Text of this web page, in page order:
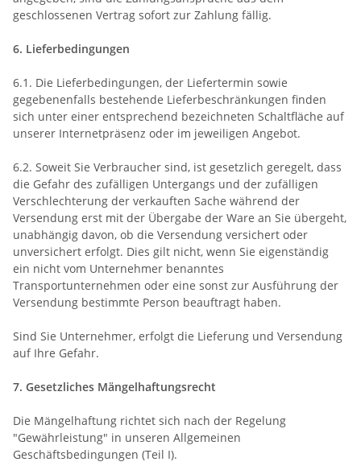
geschlossenen Vertrag sofort zur Zahlung fällig.
6. Lieferbedingungen
6.1. Die Lieferbedingungen, der Liefertermin sowie
gegebenenfalls bestehende Lieferbeschränkungen finden
sich unter einer entsprechend bezeichneten Schaltfläche auf
unserer Internetpräsenz oder im jeweiligen Angebot.
6.2. Soweit Sie Verbraucher sind, ist gesetzlich geregelt, dass
die Gefahr des zufälligen Untergangs und der zufälligen
Verschlechterung der verkauften Sache während der
Versendung erst mit der Übergabe der Ware an Sie übergeht,
unabhängig davon, ob die Versendung versichert oder
unversichert erfolgt. Dies gilt nicht, wenn Sie eigenständig
ein nicht vom Unternehmer benanntes
Transportunternehmen oder eine sonst zur Ausführung der
Versendung bestimmte Person beauftragt haben.
Sind Sie Unternehmer, erfolgt die Lieferung und Versendung
auf Ihre Gefahr.
7. Gesetzliches Mängelhaftungsrecht
Die Mängelhaftung richtet sich nach der Regelung
"Gewährleistung" in unseren Allgemeinen
Geschäftsbedingungen (Teil I).